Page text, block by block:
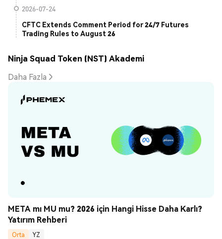
2026-07-24
CFTC Extends Comment Period for 24/7 Futures
Trading Rules to August 26
Ninja Squad Token (NST) Akademi
Daha Fazla
META mı MU mu? 2026 için Hangi Hisse Daha Karlı?
Yatırım Rehberi
Orta
YZ